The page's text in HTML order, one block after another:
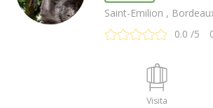
Saint-Emilion ,
0.0 /5
Visita